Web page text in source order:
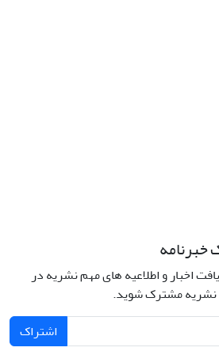
خبرنامه
اخبار و اطلاعیه های مهم نشریه در
نشریه مشترک شوید.
اشتراک